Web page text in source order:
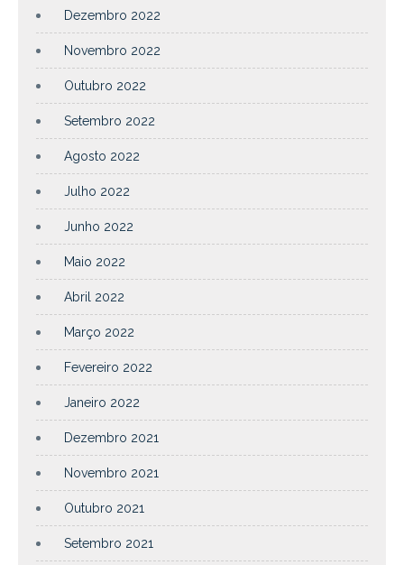
Dezembro 2022
Novembro 2022
Outubro 2022
Setembro 2022
Agosto 2022
Julho 2022
Junho 2022
Maio 2022
Abril 2022
Março 2022
Fevereiro 2022
Janeiro 2022
Dezembro 2021
Novembro 2021
Outubro 2021
Setembro 2021